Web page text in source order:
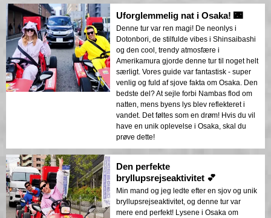
Uforglemmelig nat i Osaka! 🌃
Denne tur var ren magi! De neonlys i
Dotonbori, de stilfulde vibes i Shinsaibashi
og den cool, trendy atmosfære i
Amerikamura gjorde denne tur til noget helt
særligt. Vores guide var fantastisk - super
venlig og fuld af sjove fakta om Osaka. Den
bedste del? At sejle forbi Nambas flod om
natten, mens byens lys blev reflekteret i
vandet. Det føltes som en drøm! Hvis du vil
have en unik oplevelse i Osaka, skal du
prøve dette!
Den perfekte
bryllupsrejseaktivitet 💕
Min mand og jeg ledte efter en sjov og unik
bryllupsrejseaktivitet, og denne tur var
mere end perfekt! Lysene i Osaka om